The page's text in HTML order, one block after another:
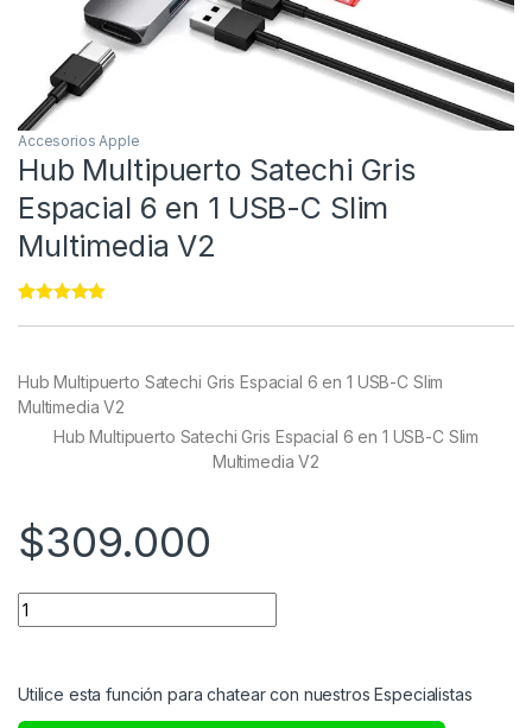
Accesorios Apple
Hub Multipuerto Satechi Gris
Espacial 6 en 1 USB-C Slim
Multimedia V2
ratings
Hub Multipuerto Satechi Gris Espacial 6 en 1 USB-C Slim
Multimedia V2
Hub Multipuerto Satechi Gris Espacial 6 en 1 USB-C Slim
Multimedia V2
$309.000
Utilice esta función para chatear con nuestros Especialistas